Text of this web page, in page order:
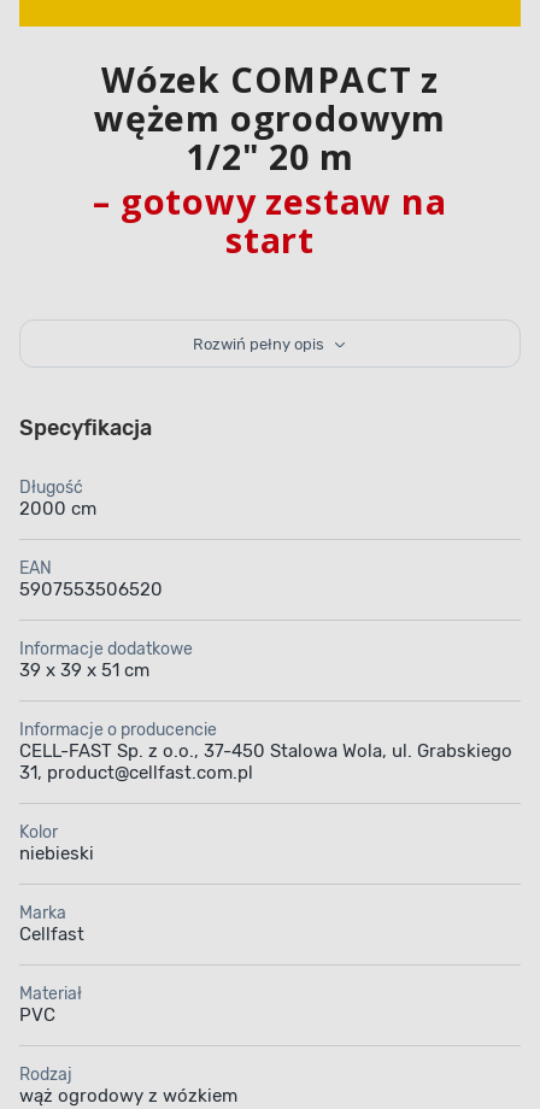
Wózek COMPACT z
wężem ogrodowym
1/2" 20 m
– gotowy zestaw na
start
Zestaw COMPACT 20 m Cellfast to przemyślane i
funkcjonalne rozwiązanie dla osób, które szukają
ogrodowego o średnicy 1/2″, szybkozłączy i
rozpocząć pracę w ogrodzie – bez kompletowania
Kompletny zestaw
ogrodzie
Długość 20 metrów
Rozwiń pełny opis
Specyfikacja
Długość
2000 cm
EAN
5907553506520
Informacje dodatkowe
39 x 39 x 51 cm
Informacje o producencie
CELL-FAST Sp. z o.o., 37-450 Stalowa Wola, ul. Grabskiego
31, product@cellfast.com.pl
Kolor
niebieski
Marka
Cellfast
Materiał
PVC
Rodzaj
wąż ogrodowy z wózkiem